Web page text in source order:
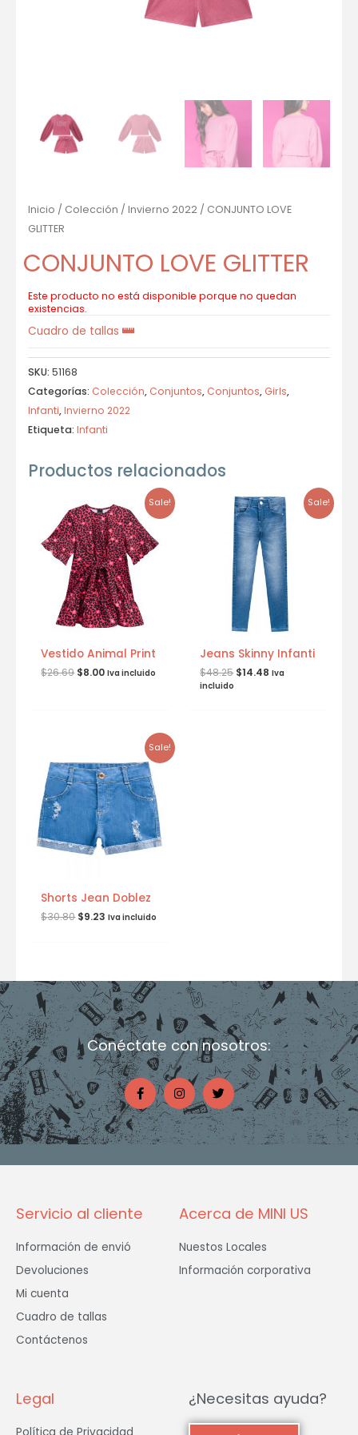
Inicio / Colección / Invierno 2022 / CONJUNTO LOVE
GLITTER
CONJUNTO LOVE GLITTER
Este producto no está disponible porque no quedan
existencias.
Cuadro de tallas
SKU: 51168
Categorías: Colección, Conjuntos, Conjuntos, Girls,
Infanti,Invierno 2022
Etiqueta: Infanti
Productos relacionados
Sale!
Vestido Animal Print
$26.69 $8.00 Iva incluido
Sale!
Jeans Skinny Infanti
$48.25 $14.48 Iva
incluido
Sale!
Shorts Jean Doblez
$30.80 $9.23 Iva incluido
Conéctate con nosotros:
F
a
c
e
b
o
o
-
I
n
s
t
a
g
r
m
T
w
i
t
t
e
Servicio al cliente
Información de envió
Devoluciones
Mi cuenta
Cuadro de tallas
Contáctenos
Acerca de MINI US
Nuestos Locales
Información corporativa
Legal ¿Necesitas ayuda?